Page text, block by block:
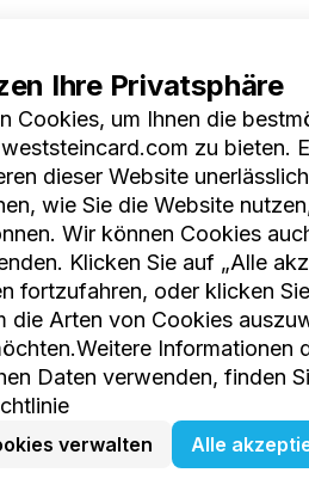
Hoppla
Ihre Privatsphäre
Cookies, um Ihnen die
zu bieten.
dieser Website
wie Sie die Website
Wir können Cookies
Klicken Sie auf „Alle
fortzufahren, oder klicken
die Arten von Cookies
Informationen
Daten verwenden, finden
verwalten Alle